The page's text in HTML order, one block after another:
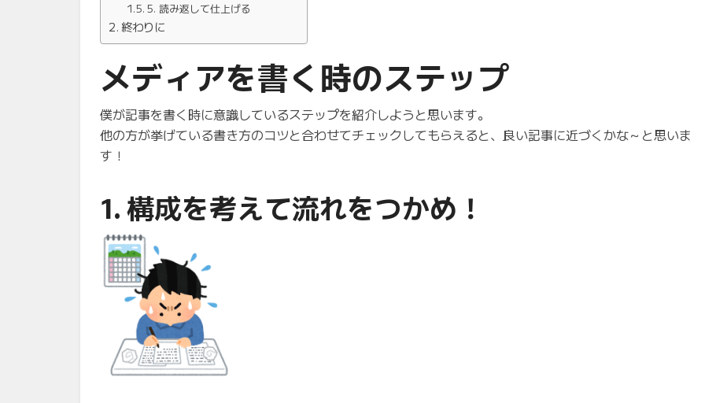
5. 読み返して仕上げる
終わりに
メディアを書く時のステップ
僕が記事を書く時に意識しているステップを紹介しようと思います。
他の方が挙げている書き方のコツと合わせてチェックしてもらえると、良い記事に近づくかな～と思いま
す！
1. 構成を考えて流れをつかめ！